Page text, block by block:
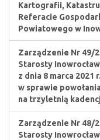
Kartografii,
Referacie
Powiatowego w
Zarządzenie Nr 49/
Starosty
z dnia 8 marca 2021 r.
w sprawie
na trzyletnią
Zarządzenie Nr 48/
Starosty